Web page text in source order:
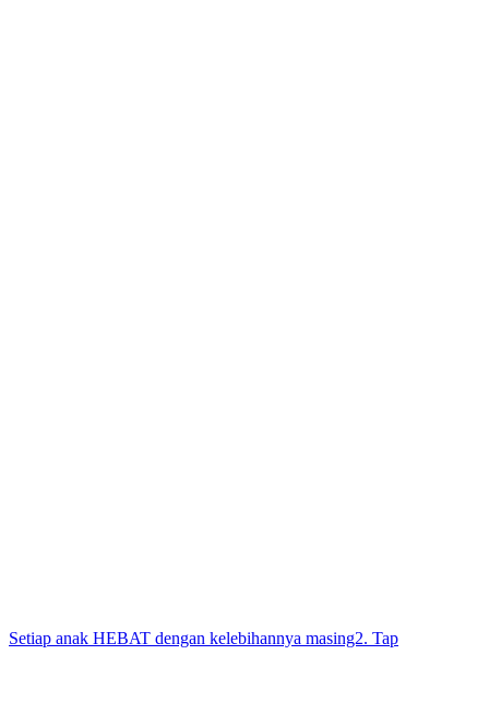
Setiap anak HEBAT dengan kelebihannya masing2. Tap